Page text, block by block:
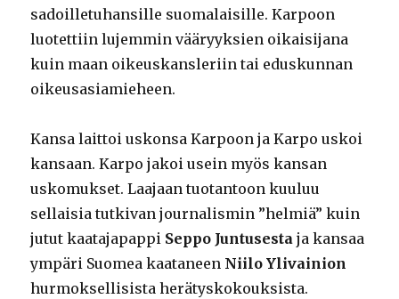
sadoilletuhansille suomalaisille. Karpoon
luotettiin lujemmin vääryyksien oikaisijana
kuin maan oikeuskansleriin tai eduskunnan
oikeusasiamieheen.
Kansa laittoi uskonsa Karpoon ja Karpo uskoi
kansaan. Karpo jakoi usein myös kansan
uskomukset. Laajaan tuotantoon kuuluu
sellaisia tutkivan journalismin ”helmiä” kuin
jutut kaatajapappi Seppo Juntusesta ja kansaa
ympäri Suomea kaataneen Niilo Ylivainion
hurmoksellisista herätyskokouksista.